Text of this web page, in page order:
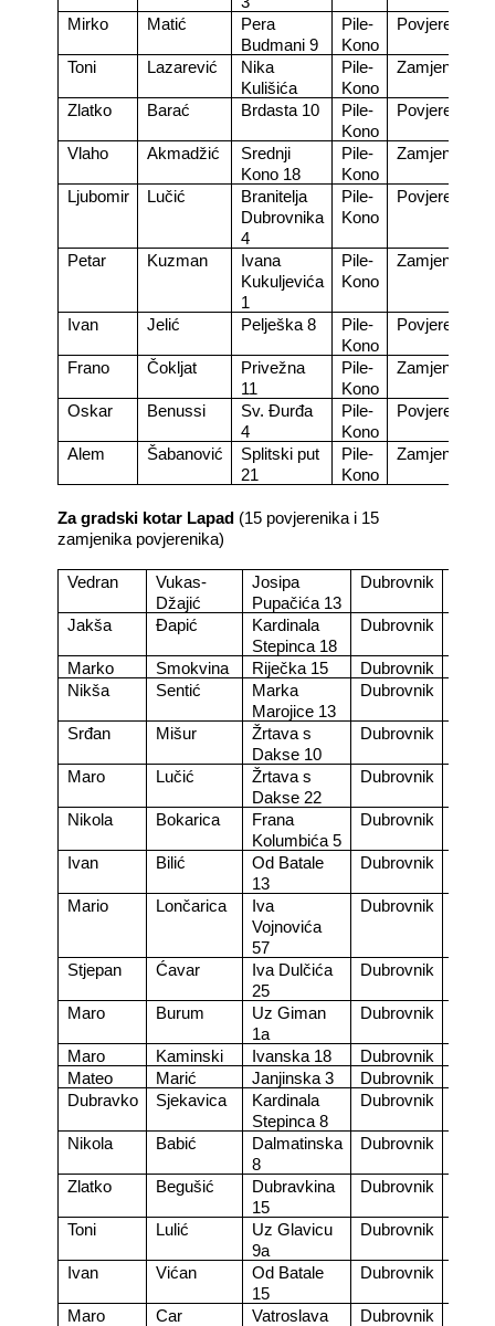
Mirko
Matić
Pera
Budmani 9
Pile-
Kono
Povjerenik
Toni Lazarević
Nika
Kulišića
Pile-
Kono
Zamjenik
Zlatko Barać Brdasta 10
Pile-
Kono
Povjerenik
Vlaho Akmadžić
Srednji
Kono 18
Pile-
Kono
Zamjenik
Ljubomir Lučić
Branitelja
Dubrovnika
4
Pile-
Kono
Povjerenik
Petar Kuzman
Ivana
Kukuljevića
1
Pile-
Kono
Zamjenik
Ivan Jelić Pelješka 8
Pile-
Kono
Povjerenik
Frano Čokljat
Privežna
11
Pile-
Kono
Zamjenik
Oskar Benussi
Sv. Đurđa
4
Pile-
Kono
Povjerenik
Alem Šabanović
Splitski put
21
Pile-
Kono
Zamjenik
Za gradski kotar Lapad (15 povjerenika i 15
zamjenika povjerenika)
Vedran
Vukas-
Džajić
Josipa
Pupačića 13
Dubrovnik
Jakša Đapić
Kardinala
Stepinca 18
Dubrovnik
Marko Smokvina Riječka 15 Dubrovnik
Nikša
Sentić
Marka
Marojice 13
Dubrovnik
Srđan Mišur
Žrtava s
Dakse 10
Dubrovnik
Maro Lučić
Žrtava s
Dakse 22
Dubrovnik
Nikola Bokarica
Frana
Kolumbića 5
Dubrovnik
Ivan Bilić
Od Batale
13
Dubrovnik
Mario Lončarica
Iva
Vojnovića
57
Dubrovnik
Stjepan Ćavar
Iva Dulčića
25
Dubrovnik
Maro Burum
Uz Giman
1a
Dubrovnik
Maro Kaminski Ivanska 18 Dubrovnik
Mateo
Marić Janjinska 3 Dubrovnik
Dubravko
Sjekavica
Kardinala
Stepinca 8
Dubrovnik
Nikola Babić
Dalmatinska
8
Dubrovnik
Zlatko Begušić
Dubravkina
15
Dubrovnik
Toni Lulić
Uz Glavicu
9a
Dubrovnik
Ivan Vićan
Od Batale
15
Dubrovnik
Maro Car
Vatroslava
Dubrovnik